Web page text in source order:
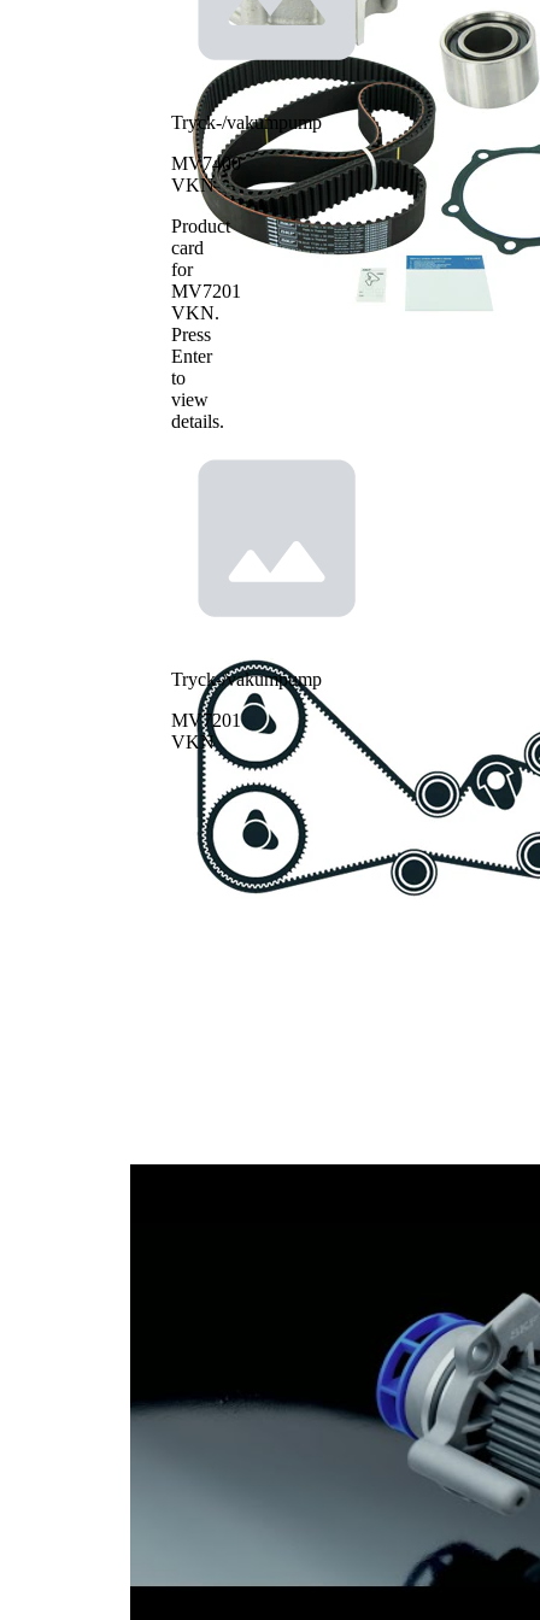
Artikelnamn
Artikelnummer
Antal
VKMA 98114
Vattenpump,
motorkylning
VKPC 98001
Tryck-/vakumpump
MV7400
VKN
Product
card
for
MV7201
VKN.
Press
Enter
to
view
details.
Tryck-/vakumpump
MV7201
VKN